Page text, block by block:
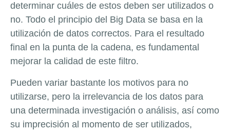
determinar cuáles de estos deben ser utilizados o
no. Todo el principio del Big Data se basa en la
utilización de datos correctos. Para el resultado
final en la punta de la cadena, es fundamental
mejorar la calidad de este filtro.
Pueden variar bastante los motivos para no
utilizarse, pero la irrelevancia de los datos para
una determinada investigación o análisis, así como
su imprecisión al momento de ser utilizados,